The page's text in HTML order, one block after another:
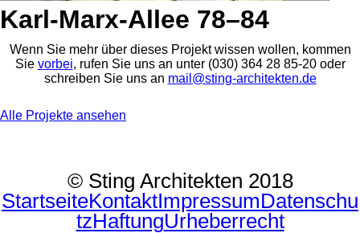
Karl-Marx-Allee 78–84
Wenn Sie mehr über dieses Projekt wissen wollen, kommen
Sie vorbei, rufen Sie uns an unter (030) 364 28 85-20 oder
schreiben Sie uns an mail@sting-​architekten.de
Alle Projekte ansehen
© Sting Architekten 2018
StartseiteKontaktImpressumDatenschu
tzHaftungUrheberrecht